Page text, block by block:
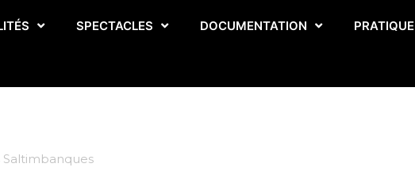
SPECTACLES DOCUMENTATION PRATIQUE
Saltimbanques